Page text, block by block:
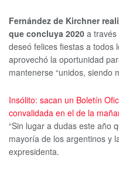
Fernández de Kirchner
que concluya 2020 a través
deseó felices fiestas a todos
aprovechó la oportunidad
mantenerse “unidos, siendo
Insólito: sacan un Boletín
convalidada en el de la
“Sin lugar a dudas este año
mayoría de los argentinos y
expresidenta.